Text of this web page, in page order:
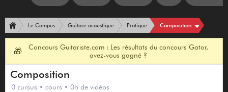
Le Campus Guitare acoustique Pratique Composition
🎁
Concours Guitariste.com : Les résultats du concours Gator,
avez-vous gagné ?
Composition
0 cursus • cours • 0h de vidéos